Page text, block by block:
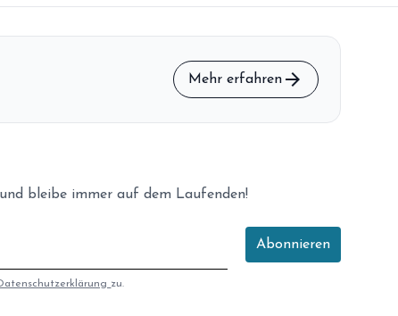
Mehr erfahren arrow_forward
bleibe immer auf dem Laufenden!
Abonnieren
zu.